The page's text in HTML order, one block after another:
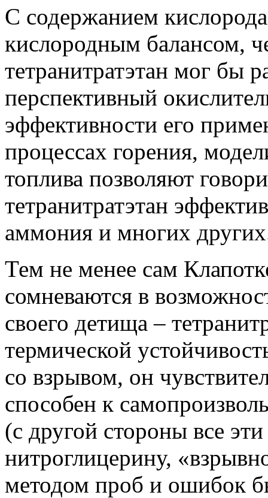
C содержанием
кислородным балансом,
тетранитратэтан мог бы
перспективный
эффективности его
процессах горения,
топлива позволяют
тетранитратэтан
аммония и многих
Тем не менее сам
сомневаются в
своего детища –
термической
со взрывом, он
способен к
(с другой стороны все
нитроглицерину,
методом проб и ошибок